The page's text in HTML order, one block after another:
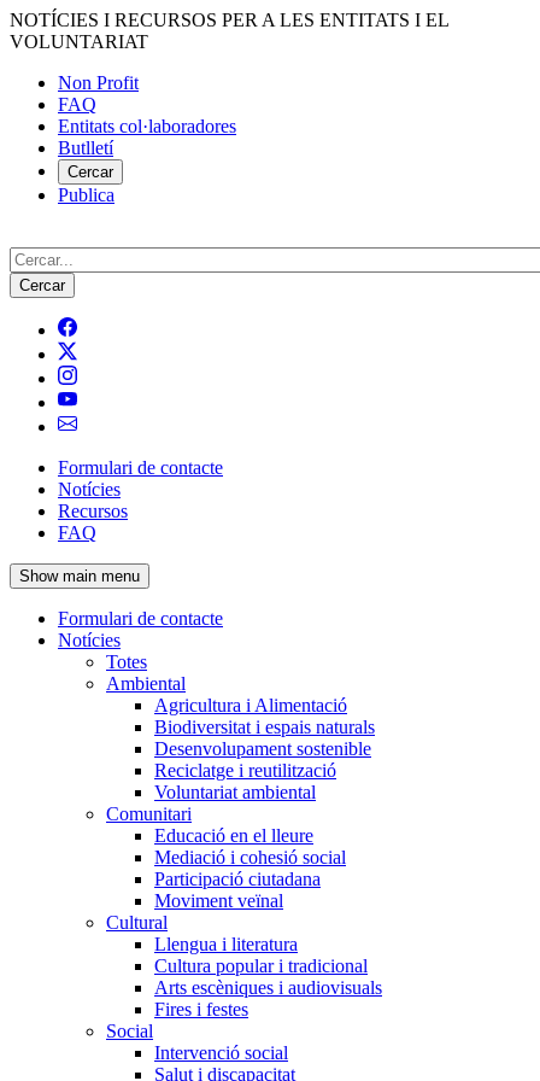
Vés
al
NOTÍCIES I RECURSOS PER A LES ENTITATS I EL
VOLUNTARIAT
Menú
del
compte
d'usuari
Non Profit
FAQ
Entitats col·laboradores
Butlletí
Cercar
Publica
Cerca
Navegació
principal
de
l'encapçalament
Formulari de contacte
Notícies
Recursos
FAQ
Show main menu
Navegació
principal
Formulari de contacte
Notícies
Totes
Ambiental
Agricultura i Alimentació
Biodiversitat i espais naturals
Desenvolupament sostenible
Reciclatge i reutilització
Voluntariat ambiental
Comunitari
Educació en el lleure
Mediació i cohesió social
Participació ciutadana
Moviment veïnal
Cultural
Llengua i literatura
Cultura popular i tradicional
Arts escèniques i audiovisuals
Fires i festes
Social
Intervenció social
Salut i discapacitat